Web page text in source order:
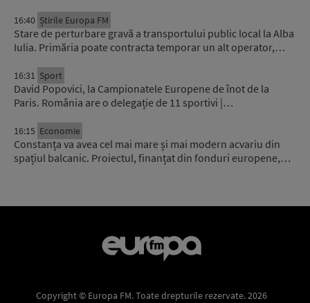
16:40 Știrile Europa FM
Stare de perturbare gravă a transportului public local la Alba
Iulia. Primăria poate contracta temporar un alt operator,…
16:31 Sport
David Popovici, la Campionatele Europene de înot de la
Paris. România are o delegație de 11 sportivi |…
16:15 Economie
Constanța va avea cel mai mare și mai modern acvariu din
spațiul balcanic. Proiectul, finanțat din fonduri europene,…
Copyright © Europa FM. Toate drepturile rezervate. 2026